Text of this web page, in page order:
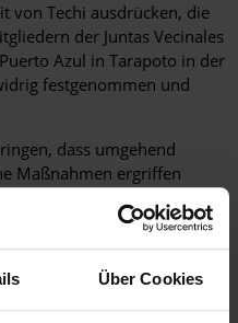
Über Cookies
von Techi ausdrücken, die
der Juntas Vecinales
Azul in Tarapoto in der
festgenommen und
dass umgehend
Maßnahmen ergriffen
Staaten bezüglich
und